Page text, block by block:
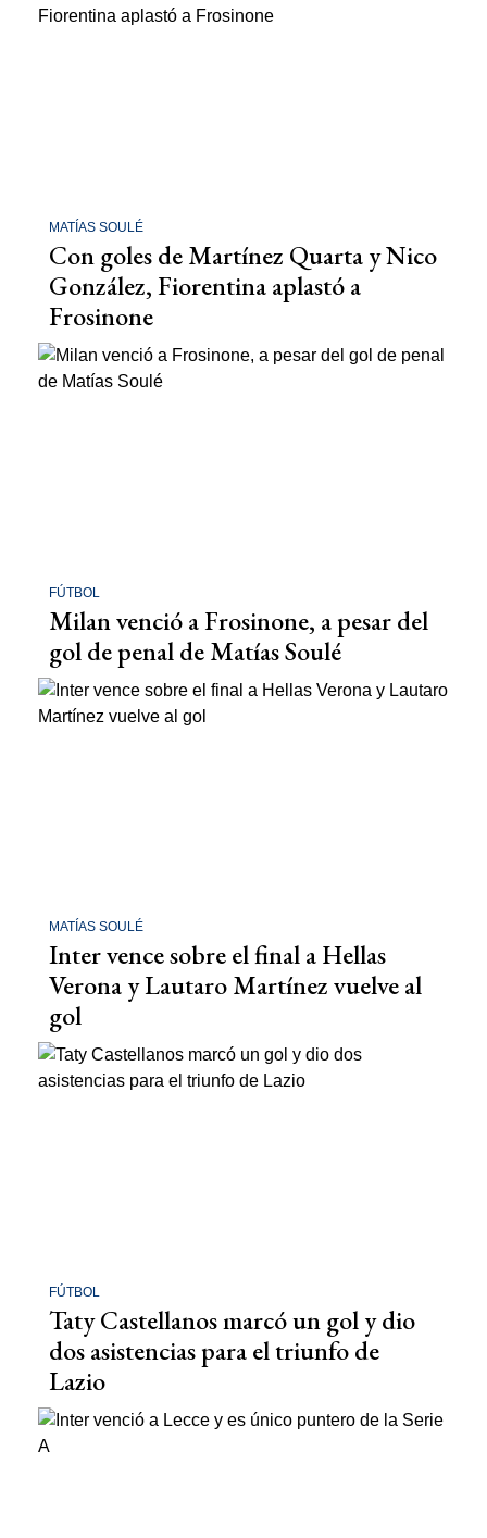
MATÍAS SOULÉ
Con goles de Martínez Quarta y Nico
González, Fiorentina aplastó a
Frosinone
FÚTBOL
Milan venció a Frosinone, a pesar del
gol de penal de Matías Soulé
MATÍAS SOULÉ
Inter vence sobre el final a Hellas
Verona y Lautaro Martínez vuelve al
gol
FÚTBOL
Taty Castellanos marcó un gol y dio
dos asistencias para el triunfo de
Lazio